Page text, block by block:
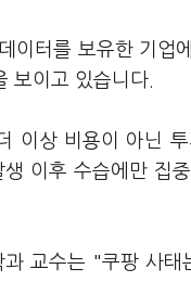
이터를 보유한 기업
보이고 있습니다.
이상 비용이 아닌
이후 수습에만 집
교수는 "쿠팡 사